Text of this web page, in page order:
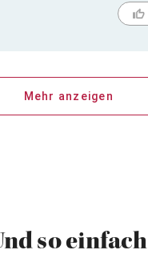
Mehr anzeigen
so einfach